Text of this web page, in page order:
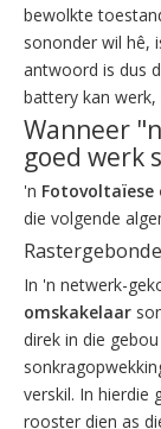
bewolkte
sononder wil hê,
antwoord is dus
battery kan
Wanneer
goed werk
'n Fotovoltaïese
die volgende
In 'n netwerk-
omskakelaar
direk in die
verskil. In hierdie
rooster dien as